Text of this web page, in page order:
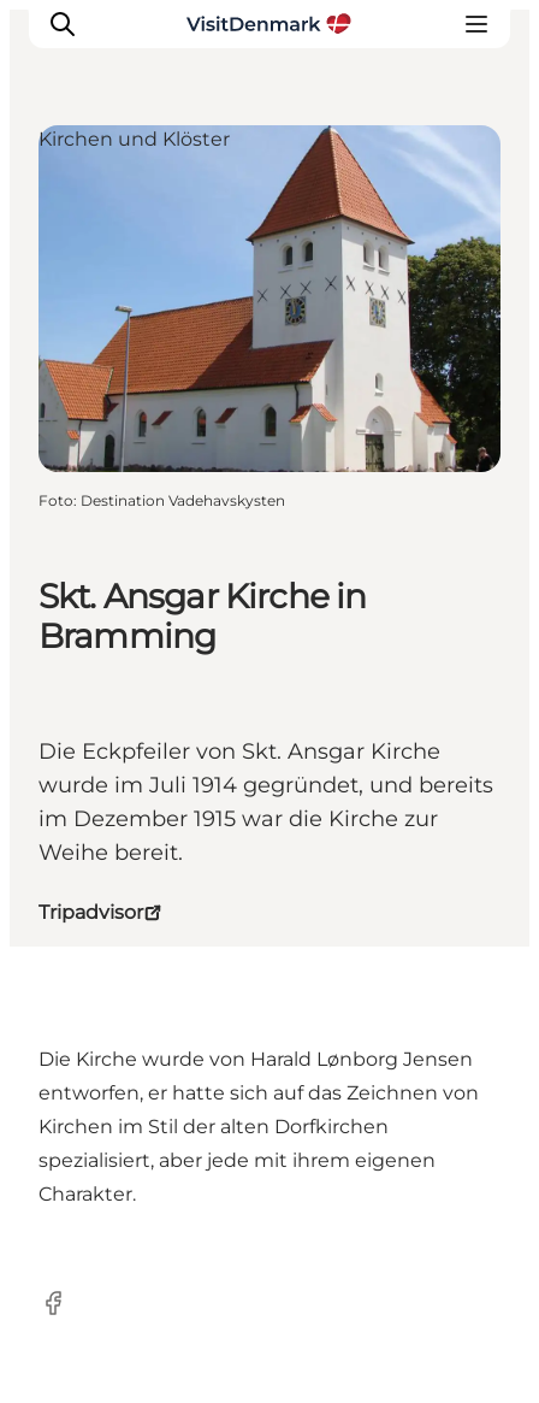
Unterkünfte
Reiseplanung
Skt. Ansgar Kirche in
Bramming
Die Eckpfeiler von Skt. Ansgar Kirche
wurde im Juli 1914 gegründet, und bereits
im Dezember 1915 war die Kirche zur
Weihe bereit.
Tripadvisor
Kirchen und Klöster
Foto: Destination Vadehavskysten
Die Kirche wurde von Harald Lønborg Jensen
entworfen, er hatte sich auf das Zeichnen von
Kirchen im Stil der alten Dorfkirchen
spezialisiert, aber jede mit ihrem eigenen
Charakter.
Facebook